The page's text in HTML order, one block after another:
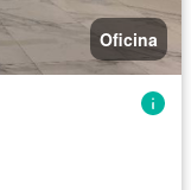
Oficina